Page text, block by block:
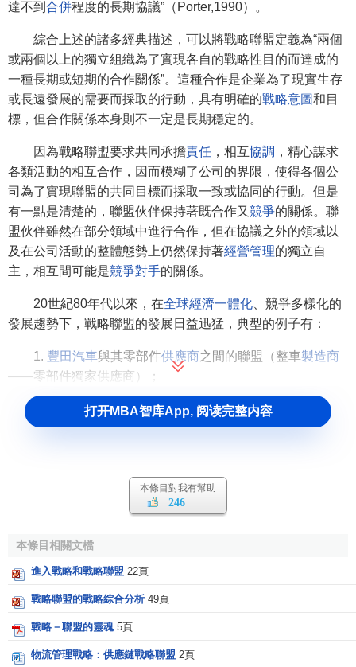
達不到 合併程度的長期協議”（Porter,1990）。
綜合上述的諸多經典描述，可以將戰略聯盟定義為“兩個
或兩個以上的獨立組織為了實現各自的戰略性目的而達成的
一種長期或短期的合作關係”。這種合作是企業為了現實生存
或長遠發展的需要而採取的行動，具有明確的戰略意圖和目
標，但合作關係本身則不一定是長期穩定的。
因為戰略聯盟要求共同承擔責任 ，相互協調 ，精心謀求
各類活動的相互合作，因而模糊了公司的界限，使得各個公
司為了實現聯盟的共同目標而採取一致或協同的行動。但是
有一點是清楚的，聯盟伙伴保持著既合作又 競爭的關係。聯
盟伙伴雖然在部分領域中進行合作，但在協議之外的領域以
及在公司活動的整體態勢上仍然保持著經營管理的獨立自
主，相互間可能是競爭對手的關係。
20世紀80年代以來，在全球經濟一體化 、競爭多樣化的
發展趨勢下，戰略聯盟的發展日益迅猛，典型的例子有：
1. 豐田汽車與其零部件供應商之間的聯盟（整車製造商
——零部件獨家供應商）；
2. 微軟公司與英特爾公司之間的“WINTEL”聯盟（操作系
統——中央處理器）；
統研發——手機研發與製造）；
AT&T之間的聯盟（信息終端iphone/ipad
戰略聯盟產生的背景
企業戰略聯盟的出現絕不是偶然的，它是時代發展的產
物。究其原因，戰略聯盟產生的大背景主要有以下幾個：
打开MBA智库App, 阅读完整内容
本條目對我有幫助
246
本條目相關文檔
進入戰略和戰略聯盟 22頁
戰略聯盟的戰略綜合分析 49頁
戰略－聯盟的靈魂 5頁
物流管理戰略：供應鏈戰略聯盟 2頁